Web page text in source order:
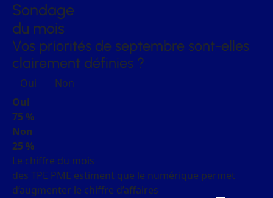
Sondage
du mois
Vos priorités de septembre sont-elles
clairement définies ?
Oui
Non
Oui
75 %
Non
25 %
Le chiffre du mois
des TPE PME estiment que le numérique permet
d’augmenter le chiffre d’affaires